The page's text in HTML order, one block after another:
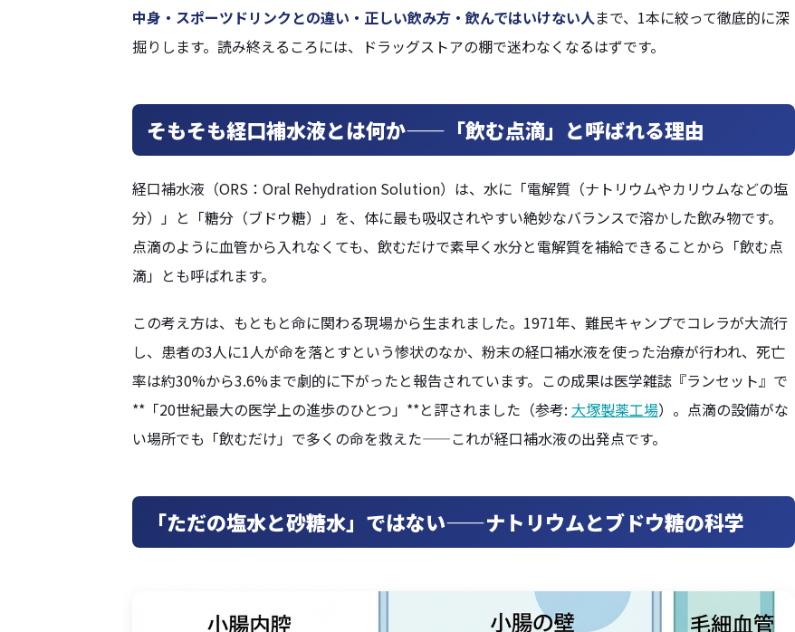
中身・スポーツドリンクとの違い・正しい飲み方・飲んではいけない人まで、1本に絞って徹底的に深
掘りします。読み終えるころには、ドラッグストアの棚で迷わなくなるはずです。
そもそも経口補水液とは何か——「飲む点滴」と呼ばれる理由
経口補水液（ORS：Oral Rehydration Solution）は、水に「電解質（ナトリウムやカリウムなどの塩
分）」と「糖分（ブドウ糖）」を、体に最も吸収されやすい絶妙なバランスで溶かした飲み物です。
点滴のように血管から入れなくても、飲むだけで素早く水分と電解質を補給できることから「飲む点
滴」とも呼ばれます。
この考え方は、もともと命に関わる現場から生まれました。1971年、難民キャンプでコレラが大流行
し、患者の3人に1人が命を落とすという惨状のなか、粉末の経口補水液を使った治療が行われ、死亡
率は約30%から3.6%まで劇的に下がったと報告されています。この成果は医学雑誌『ランセット』で
**「20世紀最大の医学上の進歩のひとつ」**と評されました（参考: 大塚製薬工場）。点滴の設備がな
い場所でも「飲むだけ」で多くの命を救えた——これが経口補水液の出発点です。
「ただの塩水と砂糖水」ではない——ナトリウムとブドウ糖の科学